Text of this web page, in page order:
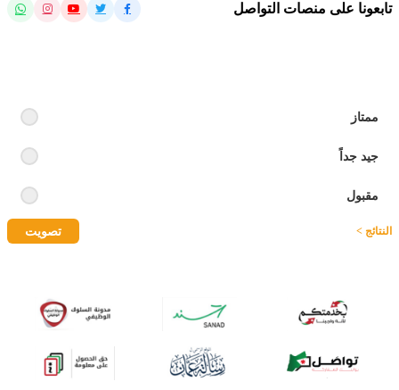
تابعونا على منصات التواصل
ممتاز
جيد جداً
مقبول
تصويت النتائج >